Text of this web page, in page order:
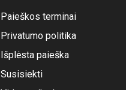
Paieškos terminai
Privatumo politika
Išplėsta paieška
Susisiekti